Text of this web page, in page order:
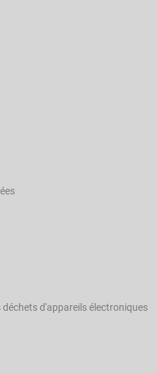
d'appareils électroniques